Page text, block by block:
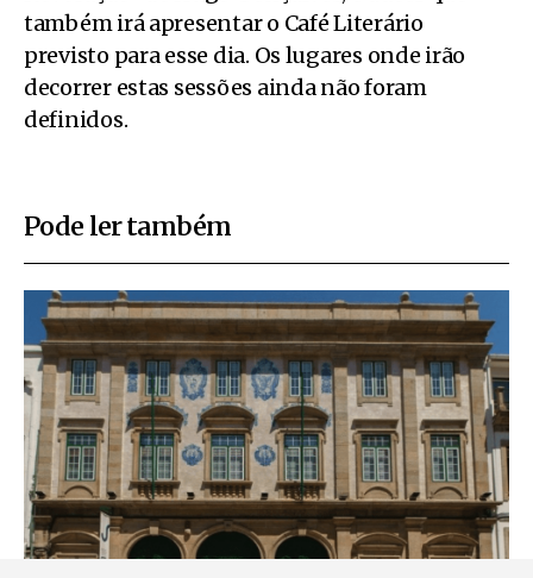
também irá apresentar o Café Literário
previsto para esse dia. Os lugares onde irão
decorrer estas sessões ainda não foram
definidos.
Pode ler também